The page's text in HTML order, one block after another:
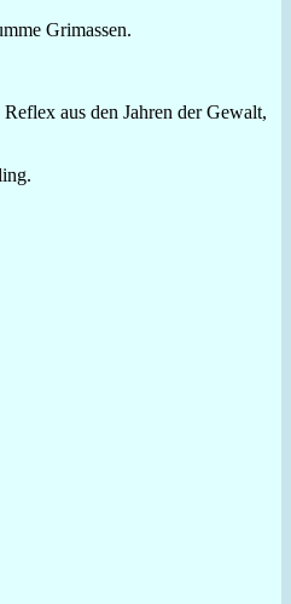
Grimassen.
aus den Jahren der Gewalt,